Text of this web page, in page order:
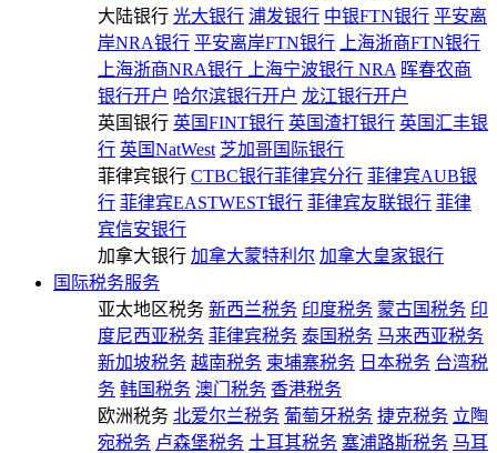
大陆银行 光大银行 浦发银行 中银FTN银行 平安离
岸NRA银行 平安离岸FTN银行
上海浙商FTN银行
上海浙商NRA银行
上海宁波银行 NRA 晖春农商
银行开户 哈尔滨银行开户 龙江银行开户
英国银行 英国FINT银行 英国渣打银行 英国汇丰银
行 英国NatWest 芝加哥国际银行
菲律宾银行 CTBC银行菲律宾分行 菲律宾AUB银
行 菲律宾EASTWEST银行 菲律宾友联银行 菲律
宾信安银行
加拿大银行 加拿大蒙特利尔 加拿大皇家银行
国际税务服务
亚太地区税务 新西兰税务 印度税务 蒙古国税务 印
度尼西亚税务 菲律宾税务 泰国税务 马来西亚税务
新加坡税务 越南税务 柬埔寨税务 日本税务 台湾税
务 韩国税务 澳门税务 香港税务
欧洲税务 北爱尔兰税务 葡萄牙税务 捷克税务 立陶
宛税务 卢森堡税务 土耳其税务 塞浦路斯税务 马耳